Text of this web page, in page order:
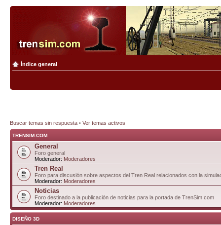
Índice general
Buscar temas sin respuesta • Ver temas activos
TRENSIM.COM
General
Foro general
Moderador: Moderadores
Tren Real
Foro para discusión sobre aspectos del Tren Real relacionados con la
Moderador: Moderadores
Noticias
Foro destinado a la publicación de noticias para la portada de TrenSim.com
Moderador: Moderadores
DISEÑO 3D